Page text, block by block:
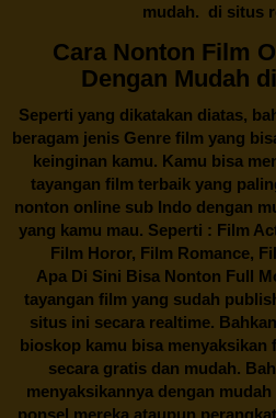
mudah. di situs
Cara Nonton Film
Dengan Mudah
Seperti yang dikatakan diatas,
beragam jenis Genre film yang
keinginan kamu. Kamu bisa
tayangan film terbaik yang
nonton online sub Indo dengan
yang kamu mau. Seperti : Film
Film Horor, Film Romance,
Apa Di Sini Bisa Nonton Full
tayangan film yang sudah
situs ini secara realtime.
bioskop kamu bisa menyaksikan
secara gratis dan mudah.
menyaksikannya dengan